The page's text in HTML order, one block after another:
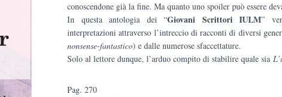
conoscendone già la fine. Ma quanto uno spoiler può essere
In questa antologia dei “Giovani Scrittori IULM”
interpretazioni attraverso l’intreccio di racconti di diversi
nonsense-fantastico) e dalle numerose sfaccettature.
Solo al lettore dunque, l’arduo compito di stabilire quale sia
Pag. 270